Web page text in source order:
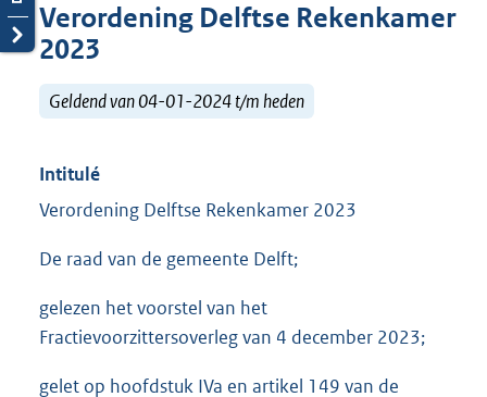
Verordening Delftse Rekenkamer
2023
Geldend van 04-01-2024 t/m heden
Intitulé
Verordening Delftse Rekenkamer 2023
De raad van de gemeente Delft;
gelezen het voorstel van het
Fractievoorzittersoverleg van 4 december 2023;
gelet op hoofdstuk IVa en artikel 149 van de